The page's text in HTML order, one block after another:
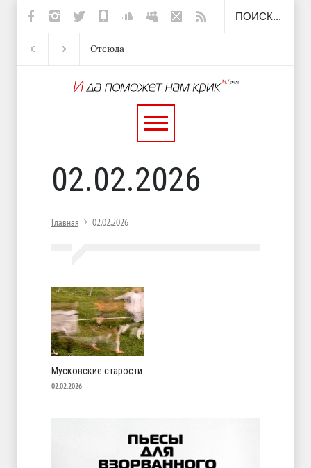
Отсюда
02.02.2026
Главная 02.02.2026
Мусковские старости
02.02.2026